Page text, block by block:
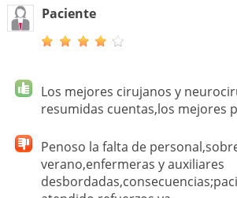
Paciente
Los mejores cirujanos y
resumidas cuentas,los mejores
Penoso la falta de
verano,enfermeras y auxiliares